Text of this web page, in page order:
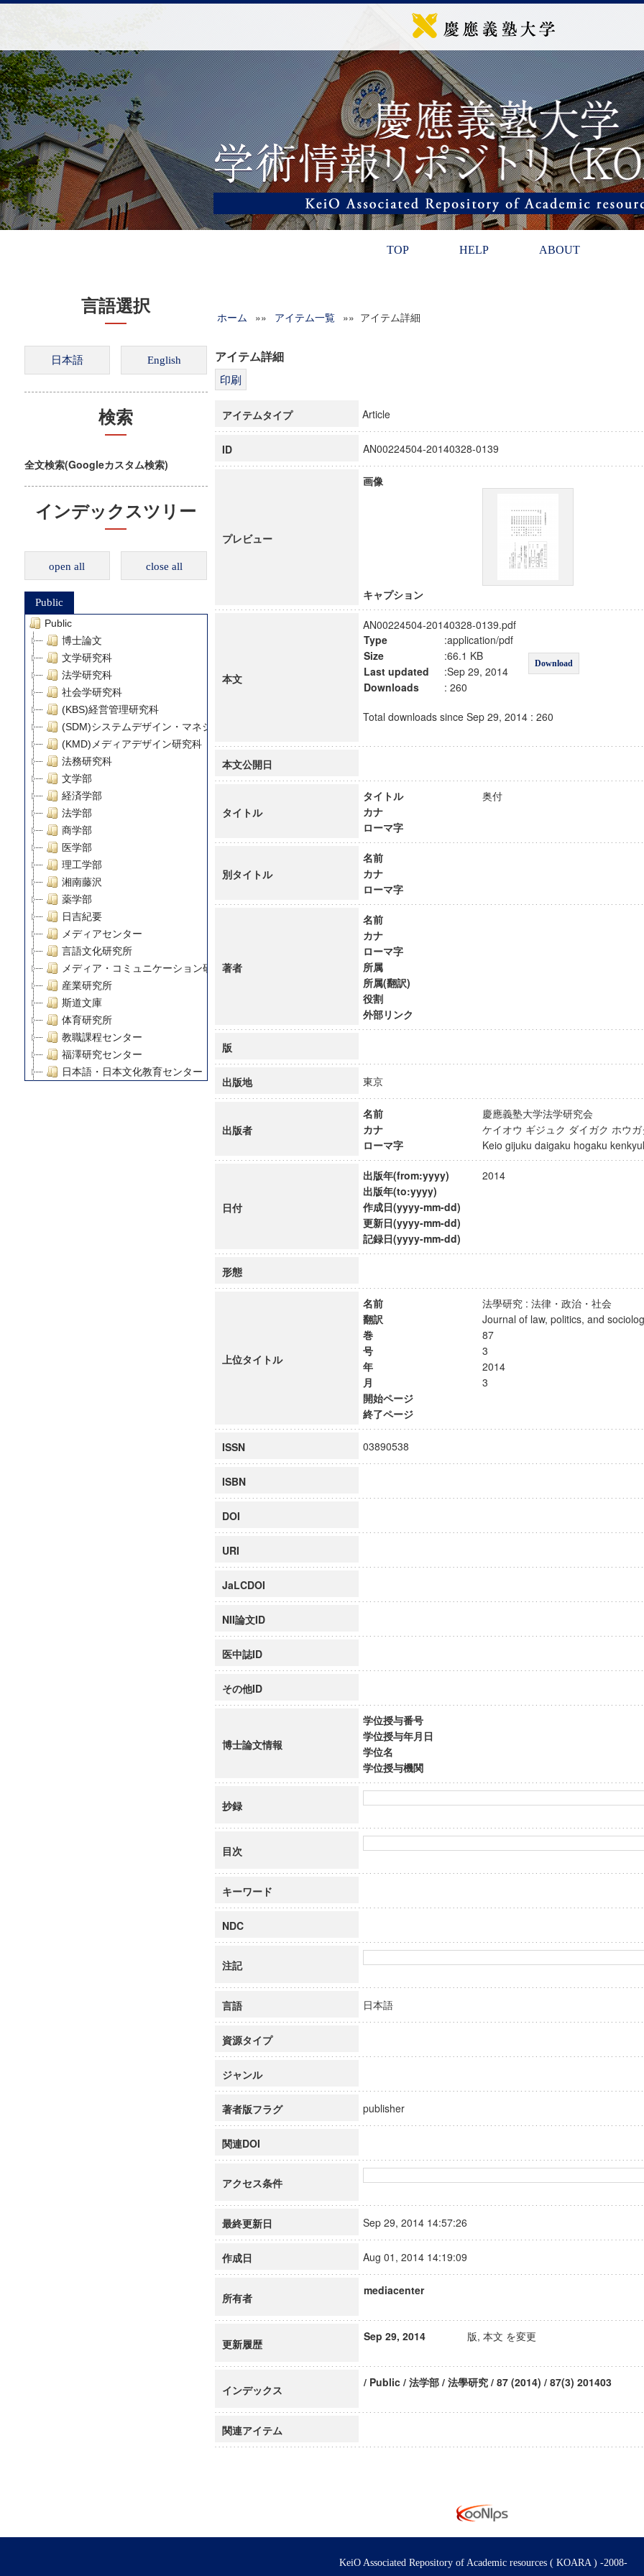
TOP HELP ABOUT
言語選択
検索
全文検索(Googleカスタム検索)
インデックスツリー
open all close all
Public
Public
博士論文
文学研究科
法学研究科
社会学研究科
(KBS)経営管理研究科
(SDM)システムデザイン・マネジメント研究科
(KMD)メディアデザイン研究科
法務研究科
文学部
経済学部
法学部
商学部
医学部
理工学部
湘南藤沢
薬学部
日吉紀要
メディアセンター
言語文化研究所
メディア・コミュニケーション研究所
産業研究所
斯道文庫
体育研究所
教職課程センター
福澤研究センター
日本語・日本文化教育センター
デジタルメディア・コンテンツ統合研究センター
慶應義塾大学グローバルCOEプログラム市民社会ガバナンス教育研究センター
慶應義塾大学グローバルCOEプログラム論理と感性の先端的教育研究拠点
博士課程教育リーディングプログラム「超成熟社会発展のサイエンス」
ホーム »» アイテム一覧 »» アイテム詳細
アイテム詳細
アイテムタイプ Article
ID AN00224504-20140328-0139
プレビュー
画像
キャプション
本文
AN00224504-20140328-0139.pdf
Type
:application/pdf
Download
Size
:66.1 KB
Last updated
:Sep 29, 2014
Downloads
: 260
Total downloads since Sep 29, 2014 : 260
本文公開日
タイトル
タイトル
奥付
カナ
ローマ字
別タイトル
名前
カナ
ローマ字
著者
名前
カナ
ローマ字
所属
所属(翻訳)
役割
外部リンク
版
出版地 東京
出版者
名前
慶應義塾大学法学研究会
カナ
ケイオウ ギジュク ダイガク ホウ
ローマ字
Keio gijuku daigaku hogaku
日付
出版年(from:yyyy)
2014
出版年(to:yyyy)
作成日(yyyy-mm-dd)
更新日(yyyy-mm-dd)
記録日(yyyy-mm-dd)
形態
上位タイトル
名前
法學研究 : 法律・政治・社会
翻訳
Journal of law, politics, and
巻
87
号
3
年
2014
月
3
開始ページ
終了ページ
ISSN 03890538
ISBN
DOI
URI
JaLCDOI
NII論文ID
医中誌ID
その他ID
博士論文情報
学位授与番号
学位授与年月日
学位名
学位授与機関
抄録
目次
キーワード
NDC
注記
言語 日本語
資源タイプ
ジャンル
著者版フラグ publisher
関連DOI
アクセス条件
最終更新日 Sep 29, 2014 14:57:26
作成日 Aug 01, 2014 14:19:09
所有者
mediacenter
更新履歴
Sep 29, 2014 版, 本文 を変更
インデックス
/ Public / 法学部 / 法學研究 / 87 (2014) / 87(3) 201403
関連アイテム
KeiO Associated Repository of Academic resources ( KOARA ) -2008-